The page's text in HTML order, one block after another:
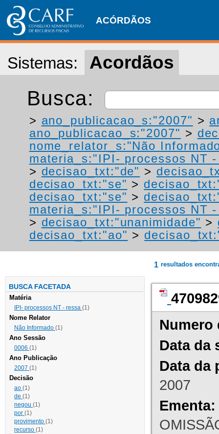
ACÓRDÃOS
Sistemas: Acordãos
Busca:
> ano_publicacao_s:"2007" >
ano_publicacao_s:"2007" >
nome_relator_s:"Não
materia_s:"IPI- processos NT
> decisao_txt:"de" >
decisao_txt:"se" >
decisao_txt:"se" >
materia_s:"IPI- processos NT
> decisao_txt:"unanimidade" >
decisao_txt:"ao" >
BUSCA FACETADA
Matéria
IPI- processos NT - ressa (1)
Nome Relator
Não Informado (1)
Ano Sessão
0006 (1)
Ano Publicação
2007 (1)
Decisão
ao (1)
de (1)
negou (1)
por (1)
provimento (1)
recurso (1)
1 resultados
Numero
Data da
Data da
2007
Ementa: